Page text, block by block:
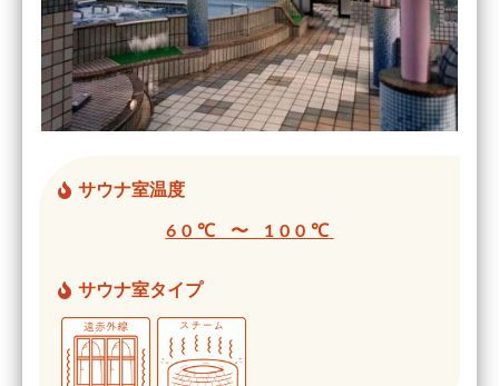
サウナ室温度
60℃ 〜 100℃
サウナ室タイプ